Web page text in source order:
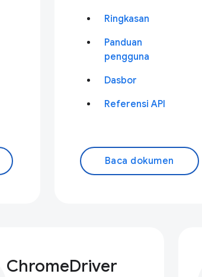
Ringkasan
Panduan
pengguna
Dasbor
Referensi API
Baca dokumen
ChromeDriver